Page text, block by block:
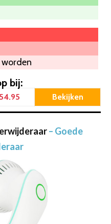
bij:
Bekijken
– Goede